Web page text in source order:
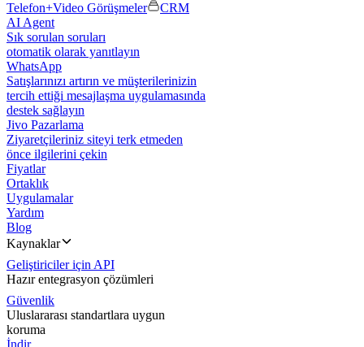
Telefon+Video Görüşmeler
CRM
AI Agent
Sık sorulan soruları
otomatik olarak yanıtlayın
WhatsApp
Satışlarınızı artırın ve müşterilerinizin
tercih ettiği mesajlaşma uygulamasında
destek sağlayın
Jivo Pazarlama
Ziyaretçileriniz siteyi terk etmeden
önce ilgilerini çekin
Fiyatlar
Ortaklık
Uygulamalar
Yardım
Blog
Kaynaklar
Geliştiriciler için API
Hazır entegrasyon çözümleri
Güvenlik
Uluslararası standartlara uygun
koruma
İndir